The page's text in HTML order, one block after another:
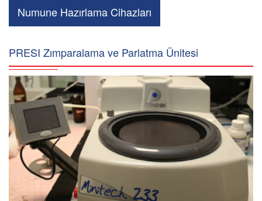
Numune Hazırlama Cihazları
PRESI Zımparalama ve Parlatma Ünitesi